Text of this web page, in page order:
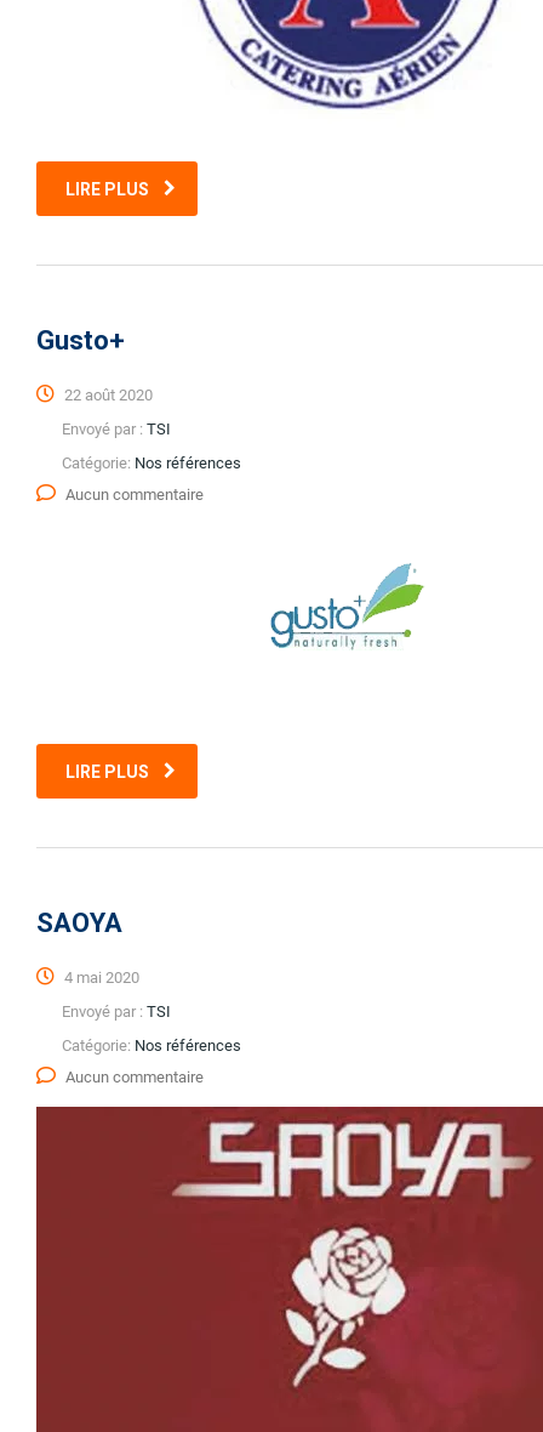
LIRE PLUS
Gusto+
22 août 2020
Envoyé par : TSI
Catégorie: Nos références
Aucun commentaire
LIRE PLUS
SAOYA
4 mai 2020
Envoyé par : TSI
Catégorie: Nos références
Aucun commentaire